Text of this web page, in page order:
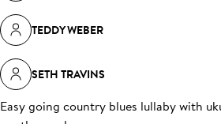
TEDDY WEBER
SETH TRAVINS
Easy going country blues lullaby with